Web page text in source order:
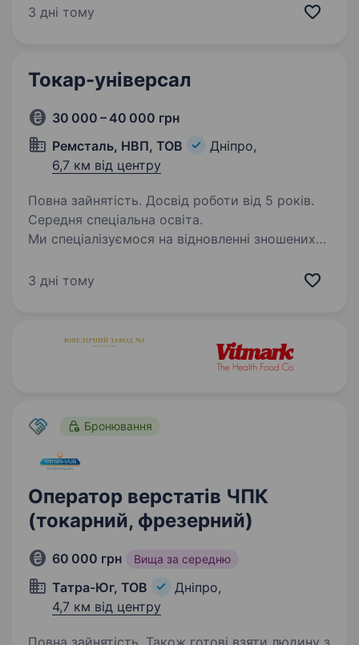
тепловозів, дрезин, автомотрис, колійних
3 дні тому
Токар-унiверсал
30 000 – 40 000 грн
Ремсталь, НВП, ТОВ
Дніпро,
6,7 км від центру
Повна зайнятість. Досвід роботи від 5 років.
Середня спеціальна освіта.
Ми спеціалізуємося на відновленні зношених
ґрунтується на високій якості наплавки
Якщо…
3 дні тому
Бронювання
Оператор верстатів ЧПК
(токарний, фрезерний)
60 000 грн Вища за середню
Татра-Юг, ТОВ
Дніпро,
4,7 км від центру
Повна зайнятість. Також готові взяти людину з